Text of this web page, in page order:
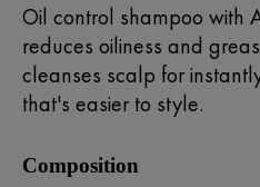
Oil control shampoo with
reduces oiliness and
cleanses scalp for
that's easier to style.
Composition